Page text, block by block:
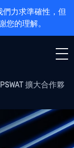
力求準確性，但
您的理解。
擴大合作夥